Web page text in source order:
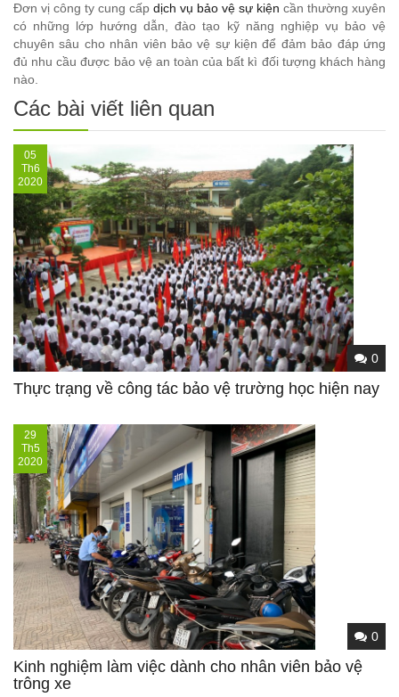
Đơn vị công ty cung cấp dịch vụ bảo vệ sự kiện cần thường xuyên
có những lớp hướng dẫn, đào tạo kỹ năng nghiệp vụ bảo vệ
chuyên sâu cho nhân viên bảo vệ sự kiện để đảm bảo đáp ứng
đủ nhu cầu được bảo vệ an toàn của bất kì đối tượng khách hàng
nào.
Các bài viết liên quan
05
Th6
2020
0
Thực trạng về công tác bảo vệ trường học hiện nay
29
Th5
2020
0
Kinh nghiệm làm việc dành cho nhân viên bảo vệ
trông xe